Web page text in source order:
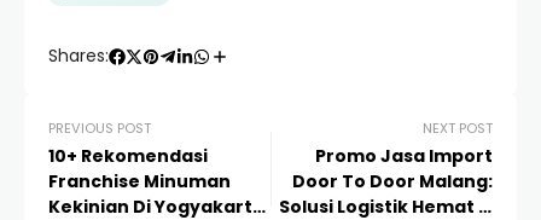
Shares:
PREVIOUS POST
10+ Rekomendasi
Franchise Minuman
Kekinian Di Yogyakarta:
NEXT POST
Promo Jasa Import
Door To Door Malang:
Solusi Logistik Hemat &